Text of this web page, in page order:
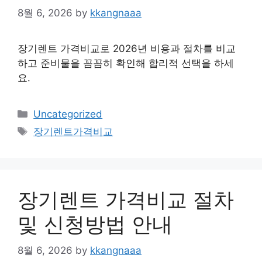
8월 6, 2026 by kkangnaaa
장기렌트 가격비교로 2026년 비용과 절차를 비교
하고 준비물을 꼼꼼히 확인해 합리적 선택을 하세
요.
Categories
Uncategorized
Tags
장기렌트가격비교
장기렌트 가격비교 절차
및 신청방법 안내
8월 6, 2026 by kkangnaaa